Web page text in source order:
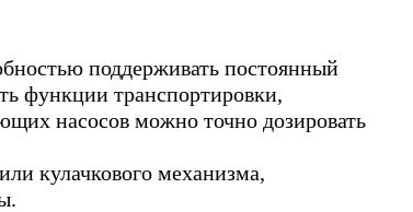
поддерживать постоянный
функции транспортировки,
насосов можно точно дозировать
кулачкового механизма,